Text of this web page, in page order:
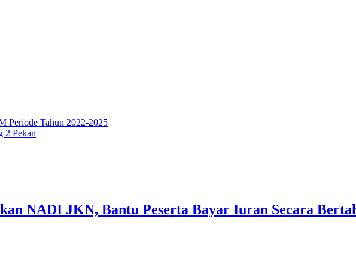
Periode Tahun 2022-2025
2 Pekan
NADI JKN, Bantu Peserta Bayar Iuran Secara